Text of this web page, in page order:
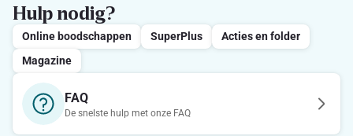
Hulp nodig?
Online boodschappen SuperPlus
Acties en folder
Magazine
FAQ
De snelste hulp met onze FAQ